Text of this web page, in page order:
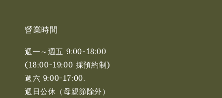
營業時間
週一～週五 9:00-18:00
(18:00-19:00 採預約制)
週六 9:00-17:00. ​​
週日公休（母親節除外）